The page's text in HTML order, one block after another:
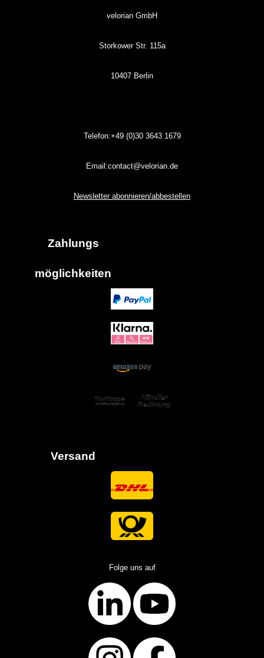
velorian GmbH
Storkower Str. 115a
10407 Berlin
Telefon:+49 (0)3036431679
Email:contact@velorian.de
Newsletter abonnieren/abbestellen
Zahlungs
möglich keiten
Versand
Folge uns auf